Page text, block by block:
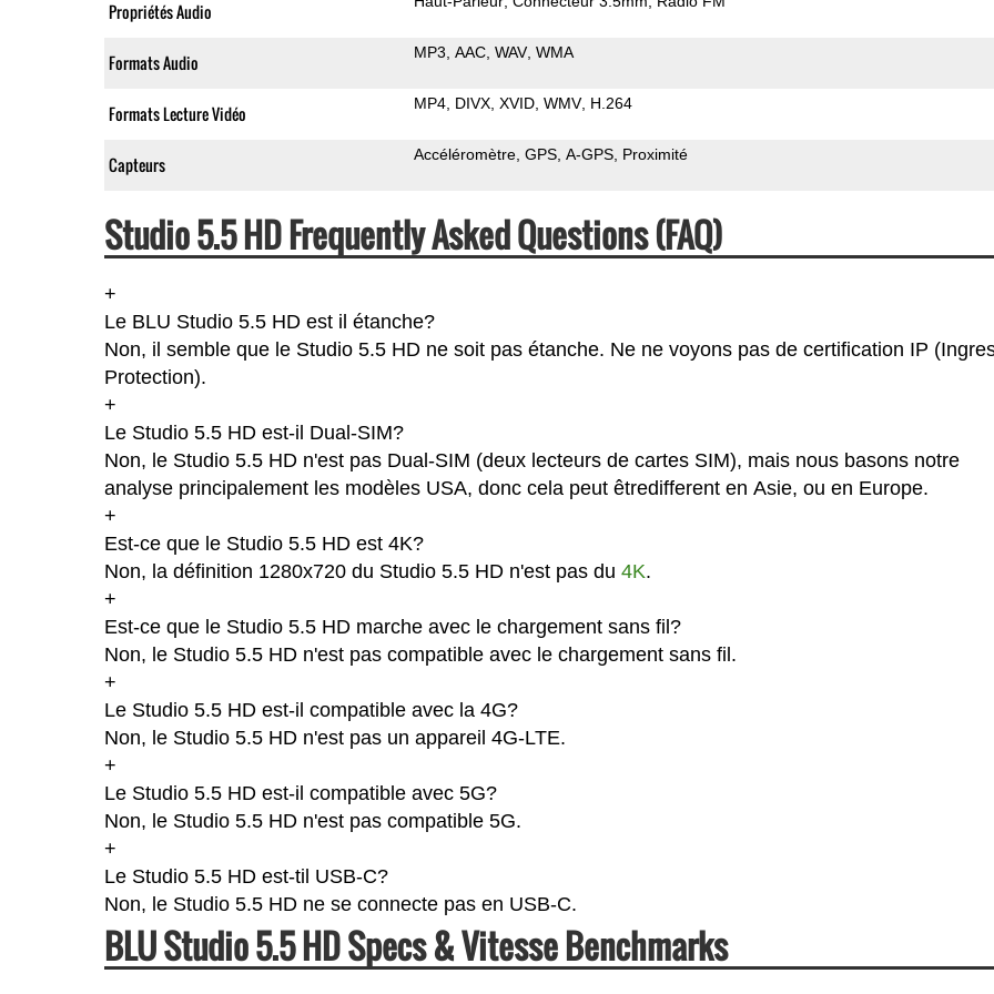
Propriétés Audio
Formats Audio MP3 AAC WAV WMA
Formats Lecture Vidéo MP4 DIVX XVID WMV H.264
Capteurs Accéléromètre GPS A-GPS Proximité
Studio 5.5 HD Frequently Asked Questions (FAQ)
+
Le BLU Studio 5.5 HD est il étanche?
Non, il semble que le Studio 5.5 HD ne soit pas étanche. Ne ne voyons pas de certification IP
Protection).
+
Le Studio 5.5 HD est-il Dual-SIM?
Non, le Studio 5.5 HD n'est pas Dual-SIM (deux lecteurs de cartes SIM), mais nous basons notre
analyse principalement les modèles USA, donc cela peut êtredifferent en Asie, ou en Europe.
+
Est-ce que le Studio 5.5 HD est 4K?
Non, la définition 1280x720 du Studio 5.5 HD n'est pas du 4K.
+
Est-ce que le Studio 5.5 HD marche avec le chargement sans fil?
Non, le Studio 5.5 HD n'est pas compatible avec le chargement sans fil.
+
Le Studio 5.5 HD est-il compatible avec la 4G?
Non, le Studio 5.5 HD n'est pas un appareil 4G-LTE.
+
Le Studio 5.5 HD est-il compatible avec 5G?
Non, le Studio 5.5 HD n'est pas compatible 5G.
+
Le Studio 5.5 HD est-til USB-C?
Non, le Studio 5.5 HD ne se connecte pas en USB-C.
BLU Studio 5.5 HD Specs & Vitesse Benchmarks